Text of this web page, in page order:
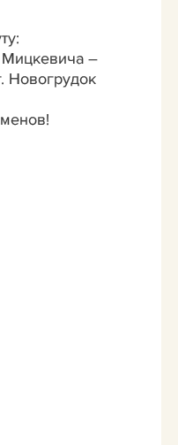
Мицкевича –
Новогрудок